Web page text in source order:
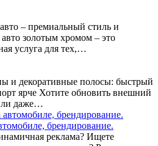
– премиальный стиль и
золотым хромом – это
услуга для тех,…
и декоративные полосы: быстрый
ярче Хотите обновить внешний
даже…
брендирование.
реклама? Ищете